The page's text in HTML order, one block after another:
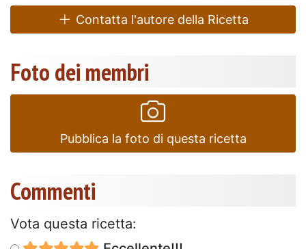
Contatta l'autore della Ricetta
Foto dei membri
Pubblica la foto di questa ricetta
Commenti
Vota questa ricetta: